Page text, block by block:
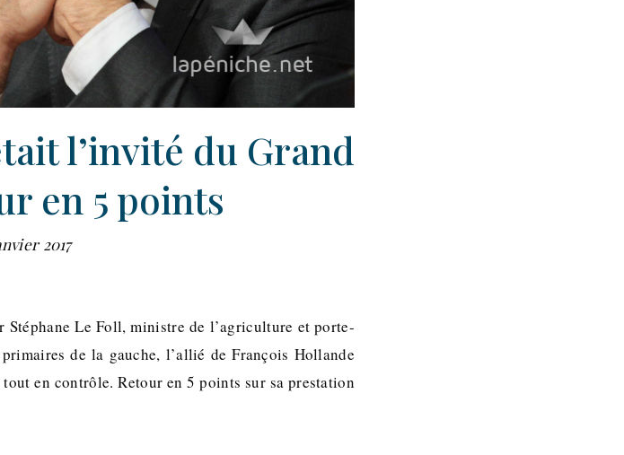
l’invité du Grand
en 5 points
2017
Le Foll, ministre de l’agriculture et porte-
de la gauche, l’allié de François Hollande
en contrôle. Retour en 5 points sur sa prestation